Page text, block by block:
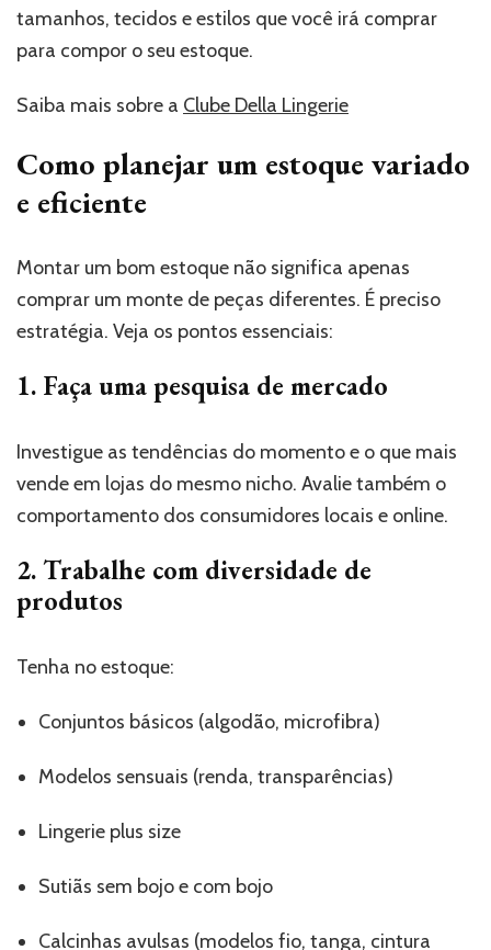
tamanhos, tecidos e estilos que você irá comprar
para compor o seu estoque.
Saiba mais sobre a Clube Della Lingerie
Como planejar um estoque variado
e eficiente
Montar um bom estoque não significa apenas
comprar um monte de peças diferentes. É preciso
estratégia. Veja os pontos essenciais:
1. Faça uma pesquisa de mercado
Investigue as tendências do momento e o que mais
vende em lojas do mesmo nicho. Avalie também o
comportamento dos consumidores locais e online.
2. Trabalhe com diversidade de
produtos
Tenha no estoque:
Conjuntos básicos (algodão, microfibra)
Modelos sensuais (renda, transparências)
Lingerie plus size
Sutiãs sem bojo e com bojo
Calcinhas avulsas (modelos fio, tanga, cintura